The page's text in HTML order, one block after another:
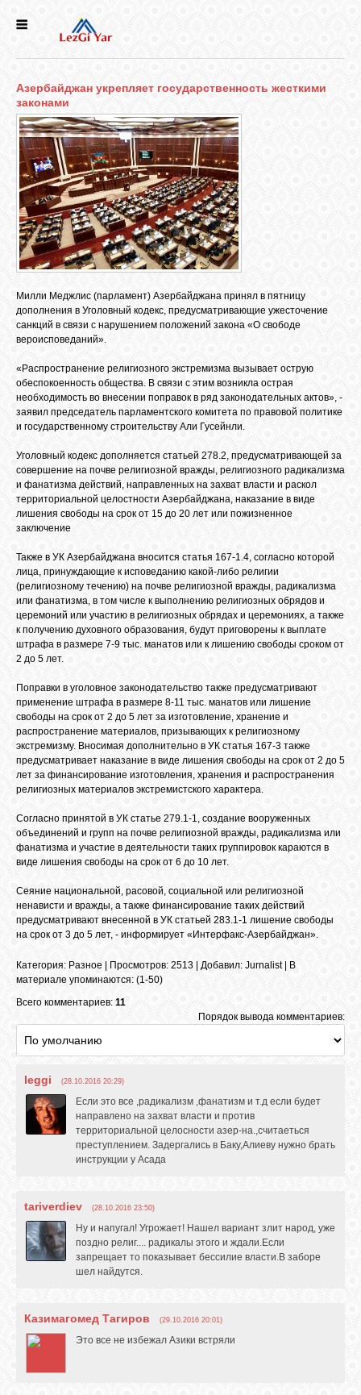
СЕЛА
ИСТОРИЯ
КУЛЬТУРА
ГОЛОС
ЛЕЗГИН
НАРОДЫ
ФОРУМ
О САЙТЕ
ВИДЕО
САЙТЫ
ВОПРОСЫ /
ОТВЕТЫ
ВХОД
RSS
GOOGLE+
FACEBOOK
Азербайджан укрепляет государственность жесткими
законами
Милли Меджлис (парламент) Азербайджана принял в пятницу
дополнения в Уголовный кодекс, предусматривающие ужесточение
санкций в связи с нарушением положений закона «О свободе
вероисповеданий».
«Распространение религиозного экстремизма вызывает острую
обеспокоенность общества. В связи с этим возникла острая
необходимость во внесении поправок в ряд законодательных актов», -
заявил председатель парламентского комитета по правовой политике
и государственному строительству Али Гусейнли.
Уголовный кодекс дополняется статьей 278.2, предусматривающей за
совершение на почве религиозной вражды, религиозного радикализма
и фанатизма действий, направленных на захват власти и раскол
территориальной целостности Азербайджана, наказание в виде
лишения свободы на срок от 15 до 20 лет или пожизненное
заключение
Также в УК Азербайджана вносится статья 167-1.4, согласно которой
лица, принуждающие к исповеданию какой-либо религии
(религиозному течению) на почве религиозной вражды, радикализма
или фанатизма, в том числе к выполнению религиозных обрядов и
церемоний или участию в религиозных обрядах и церемониях, а также
к получению духовного образования, будут приговорены к выплате
штрафа в размере 7-9 тыс. манатов или к лишению свободы сроком от
2 до 5 лет.
Поправки в уголовное законодательство также предусматривают
применение штрафа в размере 8-11 тыс. манатов или лишение
свободы на срок от 2 до 5 лет за изготовление, хранение и
распространение материалов, призывающих к религиозному
экстремизму. Вносимая дополнительно в УК статья 167-3 также
предусматривает наказание в виде лишения свободы на срок от 2 до 5
лет за финансирование изготовления, хранения и распространения
религиозных материалов экстремистского характера.
Согласно принятой в УК статье 279.1-1, создание вооруженных
объединений и групп на почве религиозной вражды, радикализма или
фанатизма и участие в деятельности таких группировок караются в
виде лишения свободы на срок от 6 до 10 лет.
Сеяние национальной, расовой, социальной или религиозной
ненависти и вражды, а также финансирование таких действий
предусматривают внесенной в УК статьей 283.1-1 лишение свободы
на срок от 3 до 5 лет, - информирует «Интерфакс-Азербайджан».
Категория: Разное | Просмотров: 2513 | Добавил: Jurnalist| В
материале упоминаются: (1-50)
Всего комментариев: 11
Порядок вывода комментариев:
leggi (28.10.2016 20:29)
Если это все ,радикализм ,фанатизм и т.д если будет
направлено на захват власти и против
территориальной целосности азер-на.,считаеться
преступлением. Задергались в Баку,Алиеву нужно брать
инструкции у Асада
tariverdiev (28.10.2016 23:50)
Ну и напугал! Угрожает! Нашел вариант злит народ, уже
поздно религ.... радикалы этого и ждали.Если
запрещает то показывает бессилие власти.В заборе
шел найдутся.
Казимагомед Тагиров (29.10.2016 20:01)
Это все не избежал Азики встряли